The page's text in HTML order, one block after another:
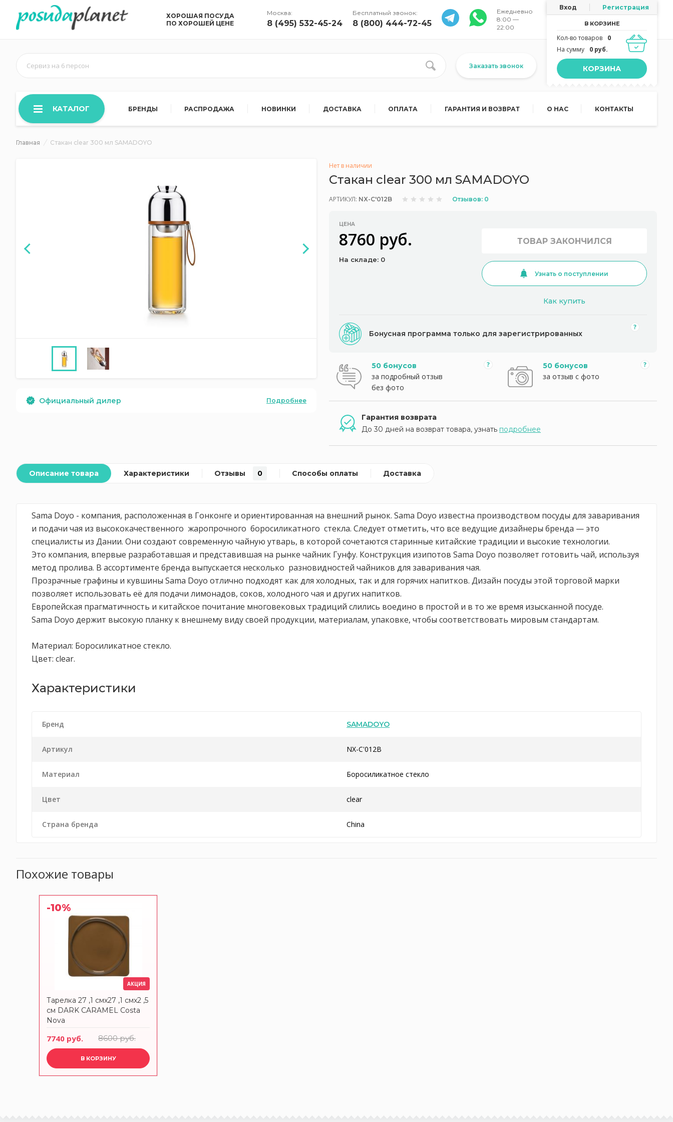
ХОРОШАЯ ПОСУДА
ПО ХОРОШЕЙ ЦЕНЕ
Москва:
8 (495) 532-45-24
Бесплатный звонок:
8 (800) 444-72-45
Ежедневно
8:00 —
22:00
Вход Регистрация
В КОРЗИНЕ
Кол-во товаров
0
На сумму
0 руб.
КОРЗИНА
Сервиз на 6 персон Заказать звонок
КАТАЛОГ БРЕНДЫ РАСПРОДАЖА НОВИНКИ ДОСТАВКА ОПЛАТА ГАРАНТИЯ И ВОЗВРАТ О НАС КОНТАКТЫ
Главная Стакан clear 300 мл SAMADOYO
Официальный дилер Подробнее
Нет в наличии
Стакан clear 300 мл SAMADOYO
АРТИКУЛ: NX-C'012B Отзывов: 0
ЦЕНА
8760 руб.
На складе: 0
ТОВАР ЗАКОНЧИЛСЯ
Узнать о поступлении
Как купить
Бонусная программа только для зарегистрированных
50 бонусов
за подробный отзыв
без фото
50 бонусов
за отзыв с фото
Гарантия возврата
До 30 дней на возврат товара, узнать подробнее
Описание товара Характеристики Отзывы 0 Способы оплаты Доставка
Sama Doyo - компания, расположенная в Гонконге и ориентированная на внешний рынок. Sama Doyo известна производством посуды для заваривания
и подачи чая из высококачественного жаропрочного боросиликатного стекла. Следует отметить, что все ведущие дизайнеры бренда — это
специалисты из Дании. Они создают современную чайную утварь, в которой сочетаются старинные китайские традиции и высокие технологии.
Это компания, впервые разработавшая и представившая на рынке чайник Гунфу. Конструкция изипотов Sama Doyo позволяет готовить чай, используя
метод пролива. В ассортименте бренда выпускается несколько разновидностей чайников для заваривания чая.
Прозрачные графины и кувшины Sama Doyo отлично подходят как для холодных, так и для горячих напитков. Дизайн посуды этой торговой марки
позволяет использовать её для подачи лимонадов, соков, холодного чая и других напитков.
Европейская прагматичность и китайское почитание многовековых традиций слились воедино в простой и в то же время изысканной посуде.
Sama Doyo держит высокую планку к внешнему виду своей продукции, материалам, упаковке, чтобы соответствовать мировым стандартам.
Материал: Боросиликатное стекло.
Цвет: clear.
Характеристики
Бренд SAMADOYO
Артикул NX-C'012B
Материал Боросиликатное стекло
Цвет clear
Страна бренда China
Похожие товары
-10%
АКЦИЯ
Тарелка 27 ,1 смx27 ,1 смx2 ,5
см DARK CARAMEL Costa
Nova
7740 руб. 8600 руб.
В КОРЗИНУ